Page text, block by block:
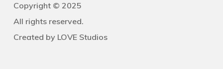
Copyright © 2025
All rights reserved.
Created by LOVE Studios